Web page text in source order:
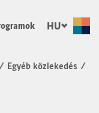
HU
/ Egyéb közlekedés /